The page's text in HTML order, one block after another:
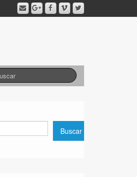
Buscar